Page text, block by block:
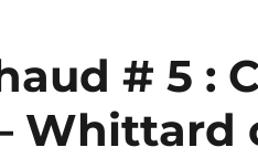
# 5 :
Whittard